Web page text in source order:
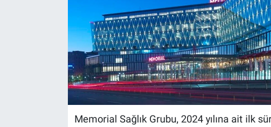
Memorial Sağlık Grubu, 2024 yılına ait ilk